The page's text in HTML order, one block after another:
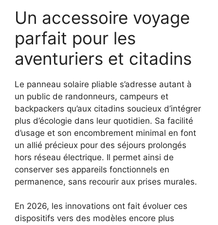
Un accessoire voyage
parfait pour les
aventuriers et citadins
Le panneau solaire pliable s’adresse autant à
un public de randonneurs, campeurs et
backpackers qu’aux citadins soucieux d’intégrer
plus d’écologie dans leur quotidien. Sa facilité
d’usage et son encombrement minimal en font
un allié précieux pour des séjours prolongés
hors réseau électrique. Il permet ainsi de
conserver ses appareils fonctionnels en
permanence, sans recourir aux prises murales.
En 2026, les innovations ont fait évoluer ces
dispositifs vers des modèles encore plus